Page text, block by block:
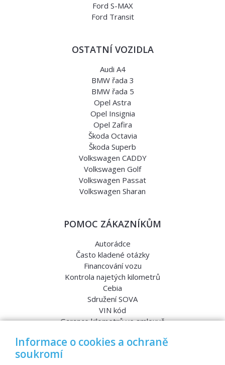
Ford S-MAX
Ford Transit
OSTATNÍ VOZIDLA
Audi A4
BMW řada 3
BMW řada 5
Opel Astra
Opel Insignia
Opel Zafira
Škoda Octavia
Škoda Superb
Volkswagen CADDY
Volkswagen Golf
Volkswagen Passat
Volkswagen Sharan
POMOC ZÁKAZNÍKŮM
Autorádce
Často kladené otázky
Financování vozu
Kontrola najetých kilometrů
Cebia
Sdružení SOVA
VIN kód
Garance kilometrů ve smlouvě
Informace o cookies a ochraně
soukromí